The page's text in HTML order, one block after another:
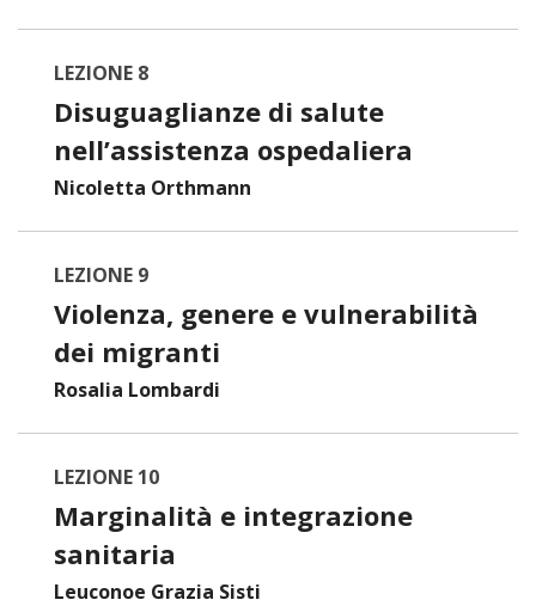
LEZIONE 8
Disuguaglianze di salute
nell’assistenza ospedaliera
Nicoletta Orthmann
LEZIONE 9
Violenza, genere e vulnerabilità
dei migranti
Rosalia Lombardi
LEZIONE 10
Marginalità e integrazione
sanitaria
Leuconoe Grazia Sisti